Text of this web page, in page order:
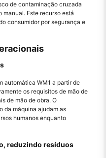
de contaminação cruzada
manual. Este recurso está
consumidor por segurança e
automática WM1 a partir de
os requisitos de mão de
de mão de obra. O
da máquina ajudam as
humanos enquanto
reduzindo resíduos